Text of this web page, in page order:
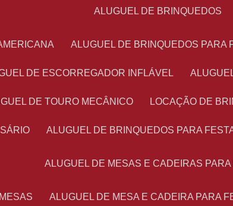
ALUGUEL DE BRINQUEDOS
ALUGUEL DE BRINQUEDOS
DE ESCORREGADOR INFLÁVEL
DE TOURO MECÂNICO LOCAÇÃO DE
ALUGUEL DE BRINQUEDOS PARA
ALUGUEL DE MESAS E CADEIRAS
ALUGUEL DE MESA E CADEIRA PARA